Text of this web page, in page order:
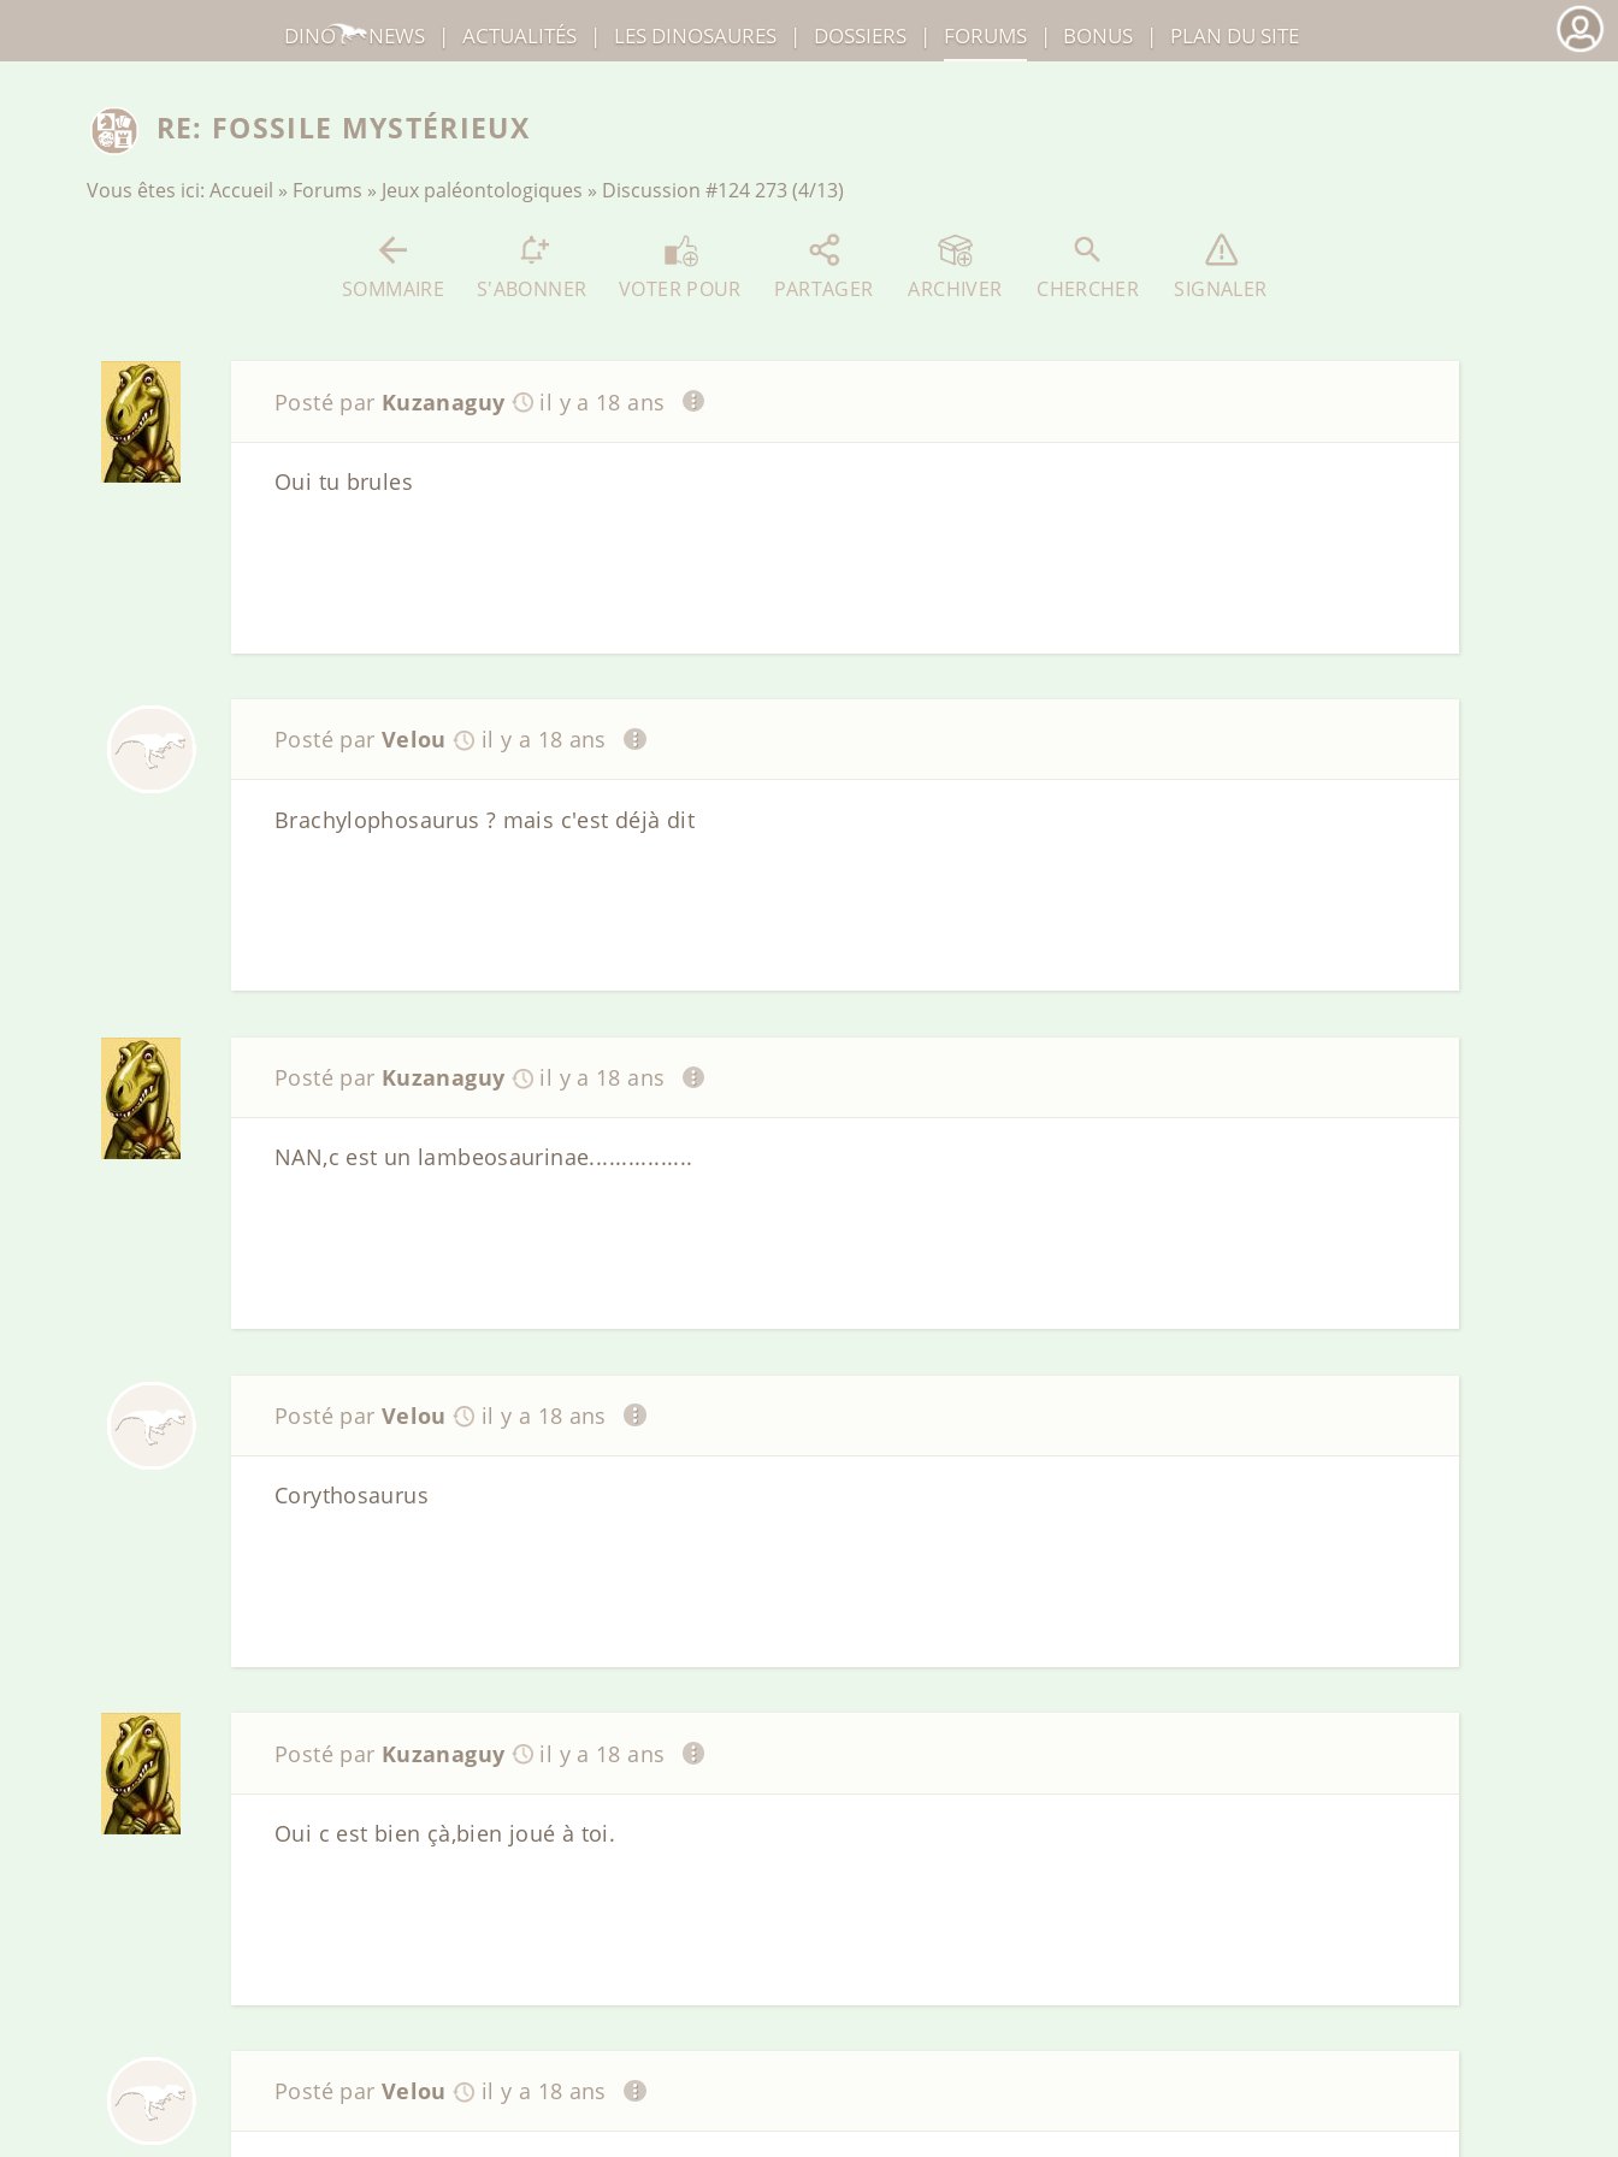
RE: FOSSILE MYSTÉRIEUX
Vous êtes ici: Accueil » Forums » Jeux paléontologiques » Discussion #124 273 (4/13)
SOMMAIRE S'ABONNER VOTER POUR PARTAGER ARCHIVER CHERCHER SIGNALER
Posté par Kuzanaguy il y a 18 ans
Oui tu brules
Posté par Velou il y a 18 ans
Brachylophosaurus ? mais c'est déjà dit
Posté par Kuzanaguy il y a 18 ans
NAN,c est un lambeosaurinae................
Posté par Velou il y a 18 ans
Corythosaurus
Posté par Kuzanaguy il y a 18 ans
Oui c est bien çà,bien joué à toi.
Posté par Velou il y a 18 ans
DINO NEWS | ACTUALITÉS | LES DINOSAURES | DOSSIERS | FORUMS | BONUS | PLAN DU SITE